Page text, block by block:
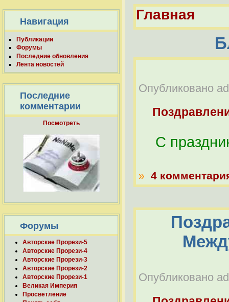
Навигация
Публикации
Форумы
Последние обновления
Лента новостей
Последние
комментарии
Посмотреть
Форумы
Авторские Прорези-5
Авторские Прорези-4
Авторские Прорези-3
Авторские Прорези-2
Авторские Прорези-1
Великая Империя
Просветление
Главная
Опубликовано
С
» 4
Опубликовано